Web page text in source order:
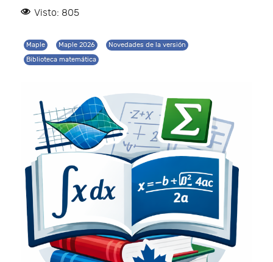
Visto: 805
Maple Maple 2026
Novedades de la versión
Biblioteca matemática